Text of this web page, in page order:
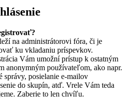
na administrátorovi fóra, či je
ku vkladaniu príspevkov.
Vám umožní prístup k ostatným
anonymným používateľom, ako napr.
správy, posielanie e-mailov
do skupín, atď. Vrele Vám teda
Zaberie to len chvíľu.